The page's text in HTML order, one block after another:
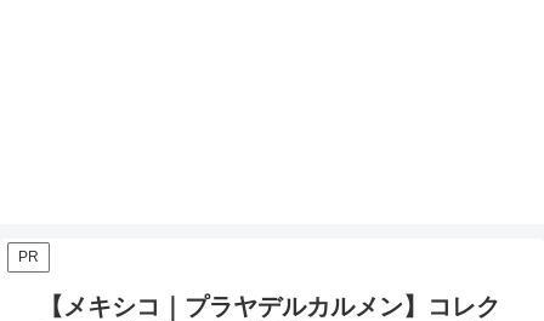
PR
【メキシコ｜プラヤデルカルメン】コレク